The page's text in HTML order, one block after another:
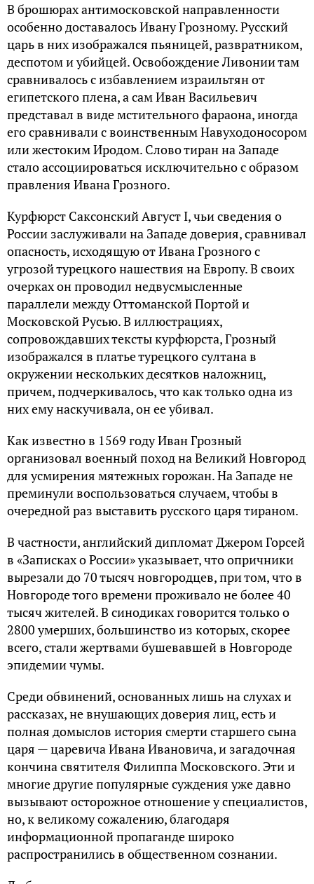
В брошюрах антимосковской направленности
особенно доставалось Ивану Грозному. Русский
царь в них изображался пьяницей, развратником,
деспотом и убийцей. Освобождение Ливонии там
сравнивалось с избавлением израильтян от
египетского плена, а сам Иван Васильевич
представал в виде мстительного фараона, иногда
его сравнивали с воинственным Навуходоносором
или жестоким Иродом. Слово тиран на Западе
стало ассоциироваться исключительно с образом
правления Ивана Грозного.
Курфюрст Саксонский Август I, чьи сведения о
России заслуживали на Западе доверия, сравнивал
опасность, исходящую от Ивана Грозного с
угрозой турецкого нашествия на Европу. В своих
очерках он проводил недвусмысленные
параллели между Оттоманской Портой и
Московской Русью. В иллюстрациях,
сопровождавших тексты курфюрста, Грозный
изображался в платье турецкого султана в
окружении нескольких десятков наложниц,
причем, подчеркивалось, что как только одна из
них ему наскучивала, он ее убивал.
Как известно в 1569 году Иван Грозный
организовал военный поход на Великий Новгород
для усмирения мятежных горожан. На Западе не
преминули воспользоваться случаем, чтобы в
очередной раз выставить русского царя тираном.
В частности, английский дипломат Джером Горсей
в «Записках о России» указывает, что опричники
вырезали до 70 тысяч новгородцев, при том, что в
Новгороде того времени проживало не более 40
тысяч жителей. В синодиках говорится только о
2800 умерших, большинство из которых, скорее
всего, стали жертвами бушевавшей в Новгороде
эпидемии чумы.
Среди обвинений, основанных лишь на слухах и
рассказах, не внушающих доверия лиц, есть и
полная домыслов история смерти старшего сына
царя — царевича Ивана Ивановича, и загадочная
кончина святителя Филиппа Московского. Эти и
многие другие популярные суждения уже давно
вызывают осторожное отношение у специалистов,
но, к великому сожалению, благодаря
информационной пропаганде широко
распространились в общественном сознании.